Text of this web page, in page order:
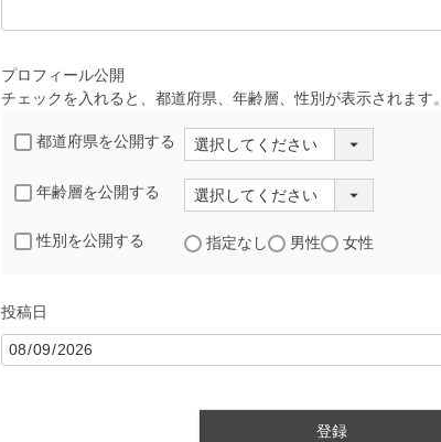
プロフィール公開
チェックを入れると、都道府県、年齢層、性別が表示されます。
都道府県を公開する
年齢層を公開する
性別を公開する 指定なし 男性 女性
投稿日
登録